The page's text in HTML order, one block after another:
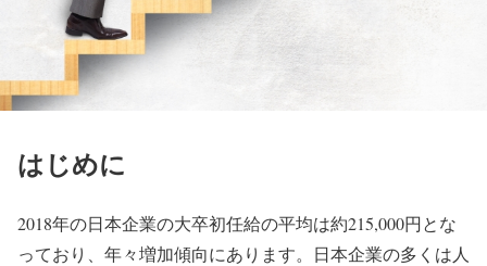
はじめに
2018年の日本企業の大卒初任給の平均は約215,000円とな
っており、年々増加傾向にあります。日本企業の多くは人